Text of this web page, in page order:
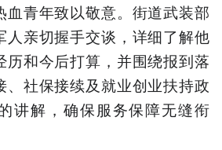
血青年致以敬意。街道武装部
人亲切握手交谈，详细了解他
历和今后打算，并围绕报到落
、社保接续及就业创业扶持政
讲解，确保服务保障无缝衔